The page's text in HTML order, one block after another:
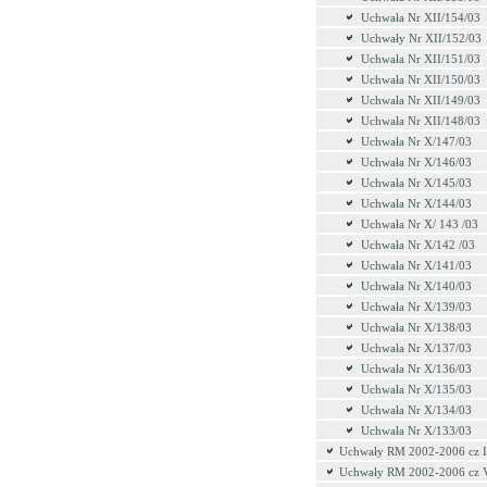
Uchwała Nr XII/154/03
Uchwały Nr XII/152/03
Uchwała Nr XII/151/03
Uchwała Nr XII/150/03
Uchwała Nr XII/149/03
Uchwała Nr XII/148/03
Uchwała Nr X/147/03
Uchwała Nr X/146/03
Uchwała Nr X/145/03
Uchwała Nr X/144/03
Uchwała Nr X/ 143 /03
Uchwała Nr X/142 /03
Uchwała Nr X/141/03
Uchwała Nr X/140/03
Uchwała Nr X/139/03
Uchwała Nr X/138/03
Uchwała Nr X/137/03
Uchwała Nr X/136/03
Uchwała Nr X/135/03
Uchwała Nr X/134/03
Uchwała Nr X/133/03
Uchwały RM 2002-2006 cz
Uchwały RM 2002-2006 cz